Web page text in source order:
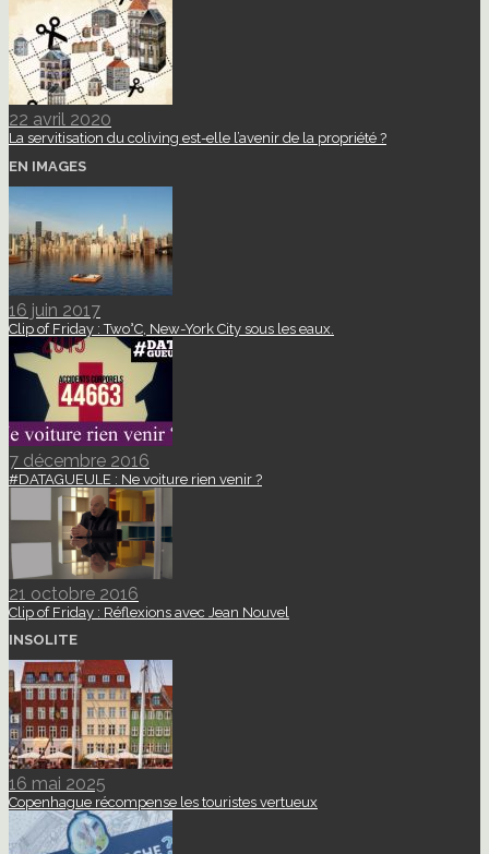
22 avril 2020
La servitisation du coliving est-elle l’avenir de la propriété ?
EN IMAGES
16 juin 2017
Clip of Friday : Two°C, New-York City sous les eaux.
7 décembre 2016
#DATAGUEULE : Ne voiture rien venir ?
21 octobre 2016
Clip of Friday : Réflexions avec Jean Nouvel
INSOLITE
16 mai 2025
Copenhague récompense les touristes vertueux